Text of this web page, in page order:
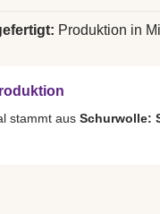
Produktion in
stammt aus Schurwolle: